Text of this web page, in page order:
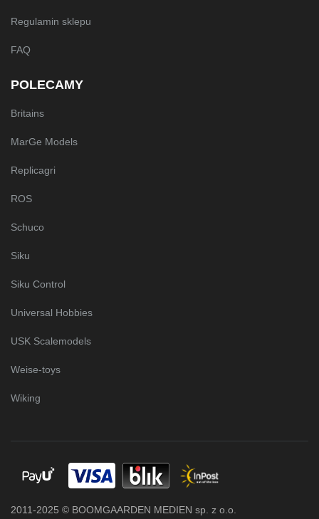
Regulamin sklepu
FAQ
POLECAMY
Britains
MarGe Models
Replicagri
ROS
Schuco
Siku
Siku Control
Universal Hobbies
USK Scalemodels
Weise-toys
Wiking
2011-2025 © BOOMGAARDEN MEDIEN sp. z o.o.